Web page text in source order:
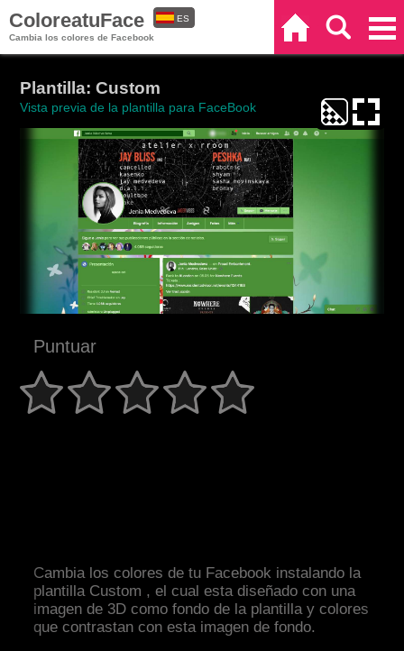
ColoreatuFace
Cambia los colores de Facebook
ES
Plantilla: Custom
Vista previa de la plantilla para FaceBook
Puntuar
Cambia los colores de tu Facebook instalando la
plantilla Custom , el cual esta diseñado con una
imagen de 3D como fondo de la plantilla y colores
que contrastan con esta imagen de fondo.